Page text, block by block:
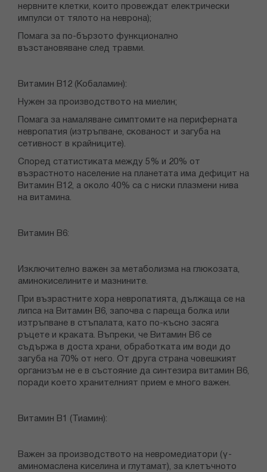
нервните клетки, които провеждат електрически
импулси от тялото на неврона);
Помага за по-бързото функционално
възстановяване след травми.
Витамин В12 (Кобаламин):
Нужен за производството на миелин;
Помага за намаляване симптомите на периферната
невропатия (изтръпване, скованост и загуба на
сетивност в крайниците).
Според статистиката между 5% и 20% от
възрастното население на планетата има дефицит на
Витамин B12, а около 40% са с ниски плазмени нива
на витамина.
Витамин B6:
Изключително важен за метаболизма на глюкозата,
аминокиселините и мазнините.
При възрастните хора невропатията, дължаща се на
липса на Витамин B6, започва с пареща болка или
изтръпване в стъпалата, като по-късно засяга
ръцете и краката. Въпреки, че Витамин В6 се
съдържа в доста храни, обработката им води до
загуба на 70% от него. От друга страна човешкият
организъм не е в състояние да синтезира витамин B6,
поради което хранителният прием е много важен.
Витамин B1 (Тиамин):
Важен за производството на невромедиатори (γ-
аминомаслена киселина и глутамат), за клетъчното